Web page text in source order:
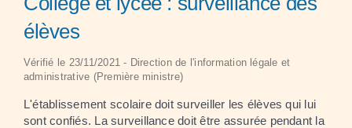
élèves
Vérifié le 23/11/2021 - Direction de l'information légale et
administrative (Première ministre)
L'établissement scolaire doit surveiller les élèves qui lui
sont confiés. La surveillance doit être assurée pendant la